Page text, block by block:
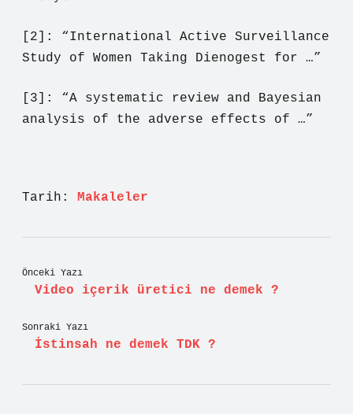
[2]: “International Active Surveillance
Study of Women Taking Dienogest for …”
[3]: “A systematic review and Bayesian
analysis of the adverse effects of …”
Tarih: Makaleler
Önceki Yazı
Video içerik üretici ne demek ?
Sonraki Yazı
İstinsah ne demek TDK ?